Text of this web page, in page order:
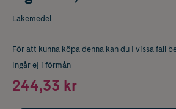
Läkemedel
För att kunna köpa denna kan du i vissa fall
Ingår ej i förmån
244,33 kr